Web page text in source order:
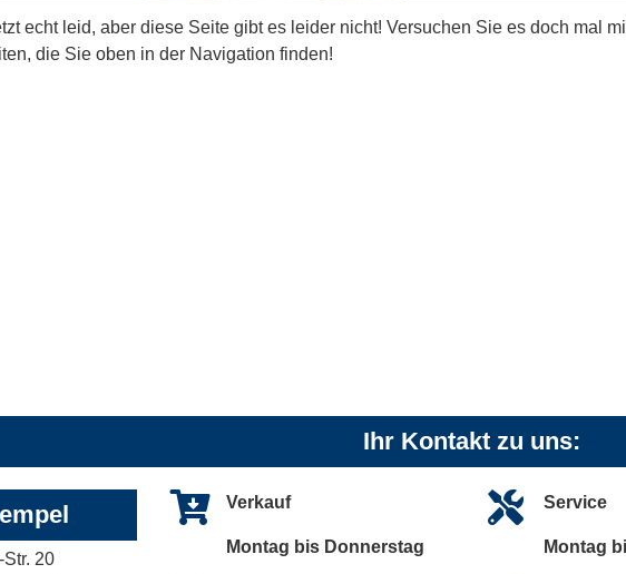
echt leid, aber diese Seite gibt es leider nicht! Versuchen Sie es doch mal
die Sie oben in der Navigation finden!
Ihr Kontakt zu uns:
20
Verkauf
Montag bis Donnerstag
Service
Montag